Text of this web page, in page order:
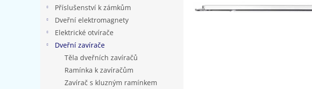
Příslušenství k zámkům
Dveřní elektromagnety
Elektrické otvírače
Dveřní zavírače
Těla dveřních zavíračů
Ramínka k zavíračům
Zavírač s kluzným ramínkem